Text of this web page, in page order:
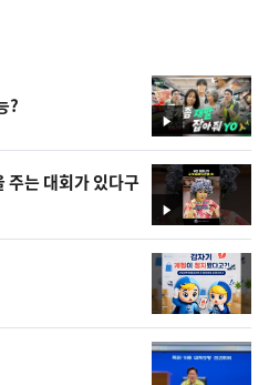
영
상
?
영
상
주는 대회가 있다구